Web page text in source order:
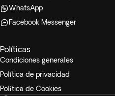
WhatsApp
Facebook Messenger
Políticas
Condiciones generales
Política de privacidad
Política de Cookies